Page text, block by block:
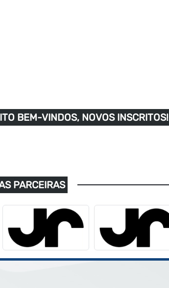
BEM-VINDOS, NOVOS INSCRITOS!
PARCEIRAS